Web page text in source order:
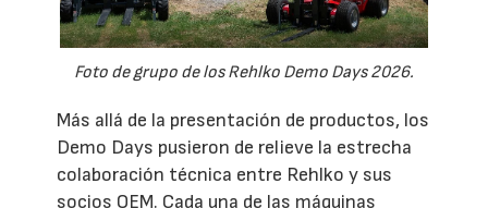
Foto de grupo de los Rehlko Demo Days 2026.
Más allá de la presentación de productos, los
Demo Days pusieron de relieve la estrecha
colaboración técnica entre Rehlko y sus
socios OEM. Cada una de las máquinas